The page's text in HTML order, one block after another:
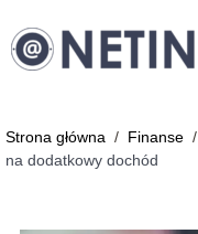
Strona główna / Finanse /
na dodatkowy dochód